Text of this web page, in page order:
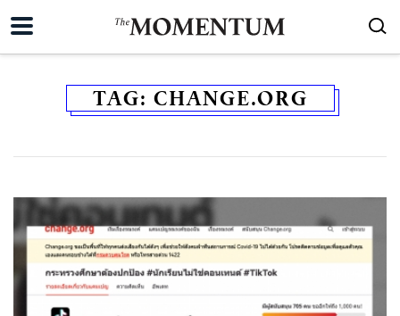
TAG: CHANGE.ORG